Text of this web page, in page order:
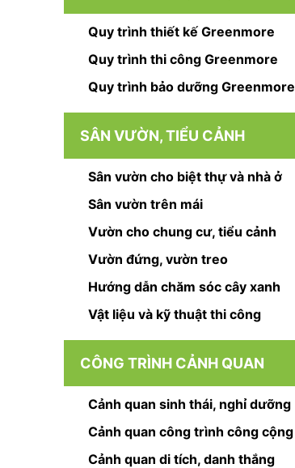
Quy trình thiết kế Greenmore
Quy trình thi công Greenmore
Quy trình bảo dưỡng Greenmore
SÂN VƯỜN, TIỂU CẢNH
Sân vườn cho biệt thự và nhà ở
Sân vườn trên mái
Vườn cho chung cư, tiểu cảnh
Vườn đứng, vườn treo
Hướng dẫn chăm sóc cây xanh
Vật liệu và kỹ thuật thi công
CÔNG TRÌNH CẢNH QUAN
Cảnh quan sinh thái, nghỉ dưỡng
Cảnh quan công trình công cộng
Cảnh quan di tích, danh thắng